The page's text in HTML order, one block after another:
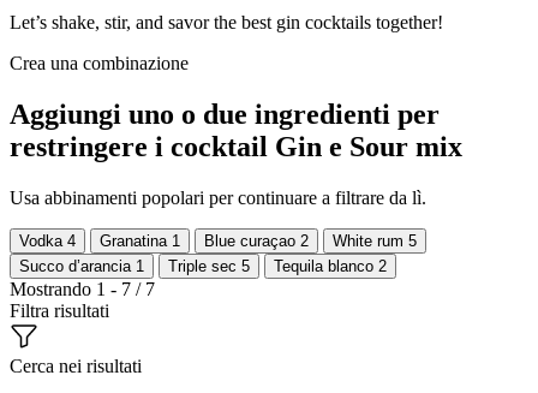
Let’s shake, stir, and savor the best gin cocktails together!
Crea una combinazione
Aggiungi uno o due ingredienti per
restringere i cocktail Gin e Sour mix
Usa abbinamenti popolari per continuare a filtrare da lì.
Vodka 4 Granatina 1 Blue curaçao 2 White rum 5
Succo d’arancia 1 Triple sec 5 Tequila blanco 2
Mostrando 1 - 7 / 7
Filtra risultati
Cerca nei risultati